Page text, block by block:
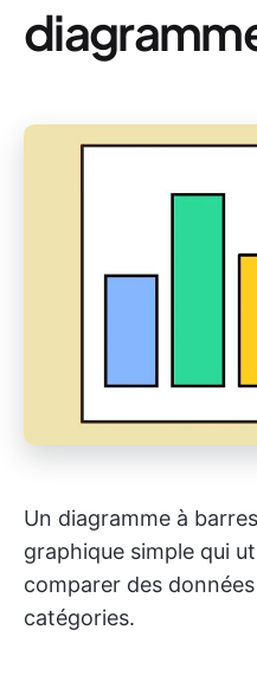
Un diagramme à
graphique simple qui
comparer des
catégories.